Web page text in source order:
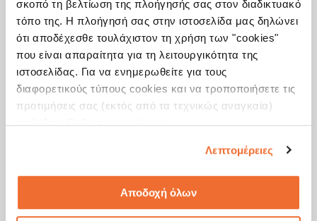
σκοπό τη βελτίωση της πλοήγησής σας στον διαδικτυακό
τόπο της. Η πλοήγησή σας στην ιστοσελίδα μας δηλώνει
ότι αποδέχεσθε τουλάχιστον τη χρήση των "cookies"
που είναι απαραίτητα για τη λειτουργικότητα της
ιστοσελίδας. Για να ενημερωθείτε για τους
διαφορετικούς τύπους cookies και να τροποποιήσετε τις
προτιμήσεις σας (εκτός από τα τεχνικώς αναγκαία)
επιλέξτε «Ρυθμίσεις cookies».
Λεπτομέρειες
Αποδοχή όλων
Δεδομένου ότι οι εκπλήξεις των οικονομικών στοιχείων έχουν μειωθεί, ο
πληθωρισμός έχει σταματήσει να επιταχύνεται και οι προσδοκίες για μεταρρυθμίσεις
που ενισχύουν την ανάπτυξη στις ΗΠΑ έχουν μετριασθεί, οι προοπτικές περαιτέρω
ενίσχυσης της ανάπτυξης έχουν χάσει τη δυναμική τους και το θέμα των
εισοδηματικών κατηγοριών κεφαλαίων έχει επιστρέψει στις παγκόσμιες αγορές. Η
αναζήτηση αποδόσεων αναβιώνει, γεγονός το οποίο αντανακλάται στις πρόσφατες
επιδόσεις των περιουσιακών στοιχείων που παράγουν εισόδημα. Θεωρούμε,
συνεπώς, ότι είναι συνετό να εξισορροπήσουμε περισσότερο τις τοποθετήσεις μας
μεταξύ των δύο θεμάτων: ανάπτυξης και εισοδήματος.